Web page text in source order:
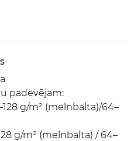
padevējam:
g/m² (melnbalta)/64–
g/m² (melnbalta) / 64–